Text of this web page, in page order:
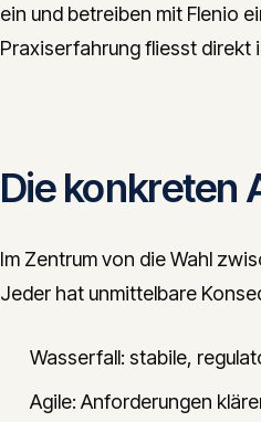
ein und betreiben mit Flenio
Praxiserfahrung fliesst direkt
Die konkreten
Im Zentrum von die Wahl
Jeder hat unmittelbare
Wasserfall: stabile,
Agile: Anforderungen